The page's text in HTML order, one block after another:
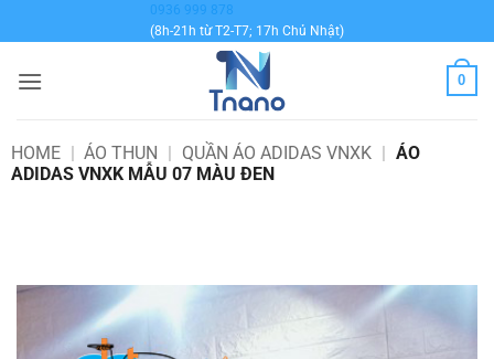
qua
dung
0936 999 878
(8h-21h từ T2-T7; 17h Chủ Nhật)
0
HOME | ÁO THUN | QUẦN ÁO ADIDAS VNXK | ÁO
ADIDAS VNXK MẪU 07 MÀU ĐEN